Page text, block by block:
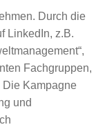
Durch die
LinkedIn, z.B.
Fachgruppen,
Die Kampagne
und